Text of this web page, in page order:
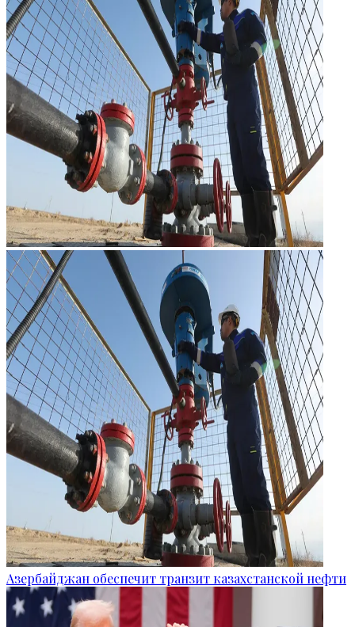
Азербайджан обеспечит транзит казахстанской нефти